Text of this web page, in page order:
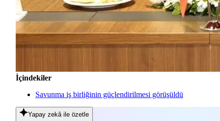
İçindekiler
Savunma iş birliğinin güçlendirilmesi görüşüldü
Yapay zekâ ile özetle